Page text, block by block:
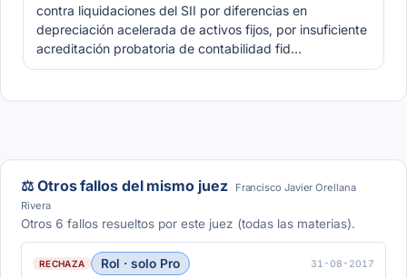
contra liquidaciones del SII por diferencias en
depreciación acelerada de activos fijos, por insuficiente
acreditación probatoria de contabilidad fid…
⚖️ Otros fallos del mismo juez
Francisco Javier Orellana
Rivera
Otros 6 fallos resueltos por este juez (todas las materias).
RECHAZA Rol · solo Pro 31-08-2017